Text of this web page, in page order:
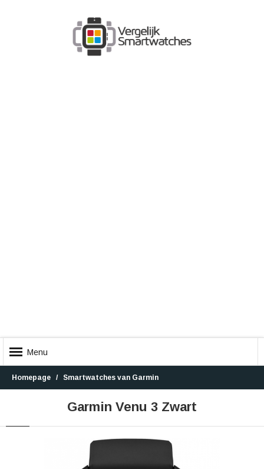
Menu
Homepage Smartwatches van Garmin
Garmin Venu 3 Zwart